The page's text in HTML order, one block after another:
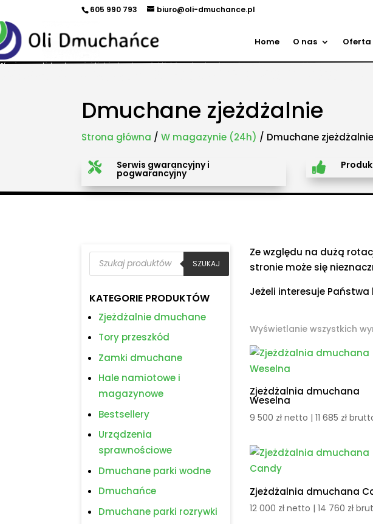
605 990 793 biuro@oli-dmuchance.pl
Home O nas Oferta
Oferujemy zamki dmuchane, zjeżdżalnie dmuchane, zjeżdżalnie wodne, dmuchane place zabaw, tory przeszkód, zamki weselne,
Dmuchane zjeżdżalnie
Strona główna /W magazynie (24h) / Dmuchane zjeżdżalnie
 Serwis gwarancyjny i
pogwarancyjny 
Wyszukiwarka
produktów SZUKAJ
KATEGORIE PRODUKTÓW
Zjeżdżalnie dmuchane
Tory przeszkód
Zamki dmuchane
Hale namiotowe i
magazynowe
Bestsellery
Urządzenia
sprawnościowe
Dmuchane parki wodne
Dmuchańce
Dmuchane parki rozrywki
Ze względu na dużą
stronie może się
Jeżeli interesuje
Wyświetlanie wszystkich
Zjeżdżalnia dmuchana
Weselna
9 500 zł netto |11 685 zł
Zjeżdżalnia dmuchana
12 000 zł netto |14 760 zł